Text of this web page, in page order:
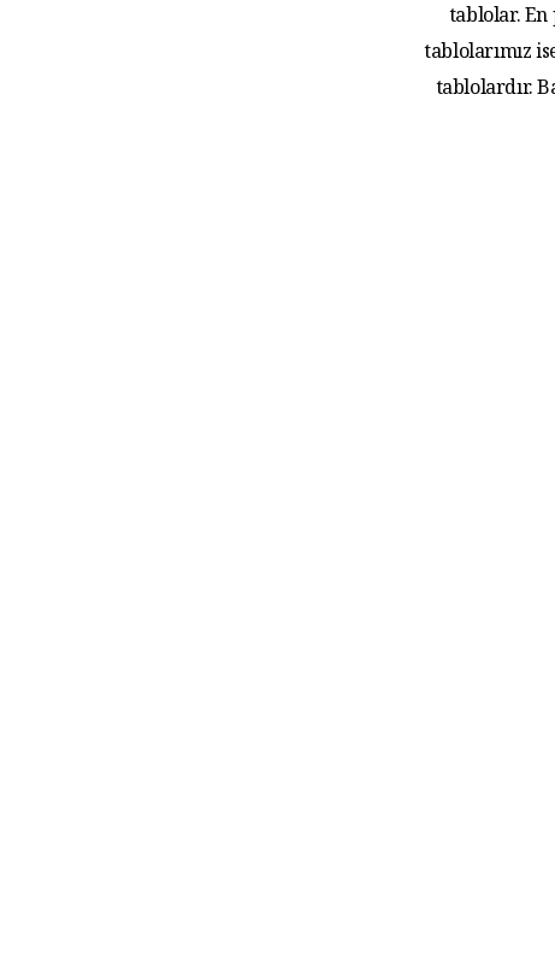
tablolar.
tablolarımız
tablolardır.